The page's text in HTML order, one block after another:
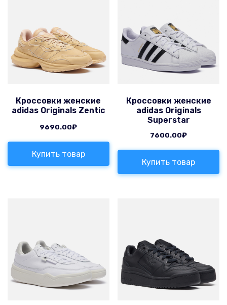
Кроссовки женские
adidas Originals Zentic
9690.00₽
Купить товар
Кроссовки женские
adidas Originals
Superstar
7600.00₽
Купить товар